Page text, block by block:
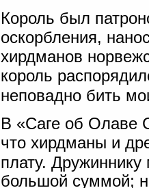
Король был
оскорбления,
хирдманов
король
неповадно бить
В «Саге об Олаве
что хирдманы и
плату. Дружиннику
большой суммой;